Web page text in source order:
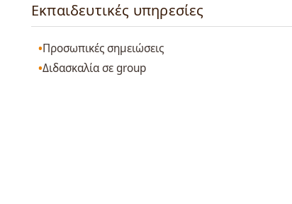
Εκπαιδευτικές υπηρεσίες
Προσωπικές σημειώσεις
Διδασκαλία σε group